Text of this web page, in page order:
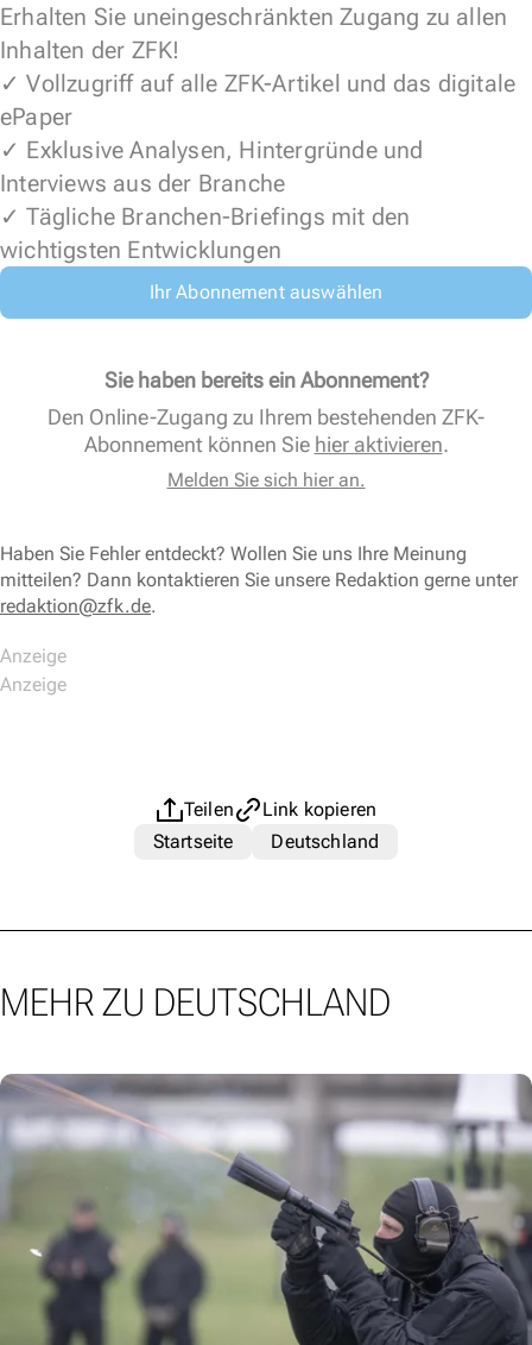
Erhalten Sie uneingeschränkten Zugang zu allen
Inhalten der ZFK!
✓ Vollzugriff auf alle ZFK-Artikel und das digitale
ePaper
✓ Exklusive Analysen, Hintergründe und
Interviews aus der Branche
✓ Tägliche Branchen-Briefings mit den
wichtigsten Entwicklungen
Ihr Abonnement auswählen
Sie haben bereits ein Abonnement?
Den Online-Zugang zu Ihrem bestehenden ZFK-
Abonnement können Sie hier aktivieren.
Melden Sie sich hier an.
Haben Sie Fehler entdeckt? Wollen Sie uns Ihre Meinung
mitteilen? Dann kontaktieren Sie unsere Redaktion gerne unter
redaktion@zfk.de.
Teilen
Link kopieren
Startseite
Deutschland
MEHR ZU DEUTSCHLAND